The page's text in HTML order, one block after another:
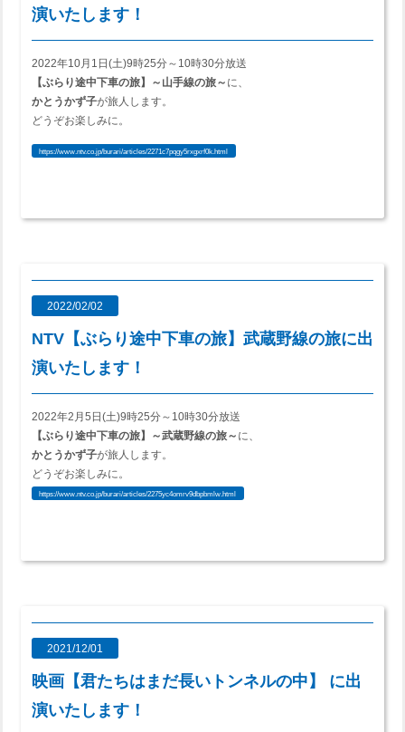
演いたします！
2022年10月1日(土)9時25分～10時30分放送
【ぶらり途中下車の旅】～山手線の旅～ に、
かとうかず子が旅人します。
どうぞお楽しみに。
https://www.ntv.co.jp/burari/articles/2271c7pqgy5rxgxrf0k.html
2022/02/02
NTV【ぶらり途中下車の旅】武蔵野線の旅に出
演いたします！
2022年2月5日(土)9時25分～10時30分放送
【ぶらり途中下車の旅】～武蔵野線の旅～ に、
かとうかず子が旅人します。
どうぞお楽しみに。
https://www.ntv.co.jp/burari/articles/2275yc4omrv9dbpbmlw.html
2021/12/01
映画【君たちはまだ長いトンネルの中】 に出
演いたします！